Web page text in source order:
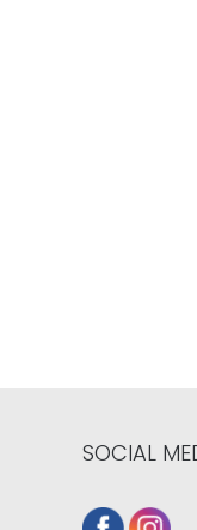
SOCIAL